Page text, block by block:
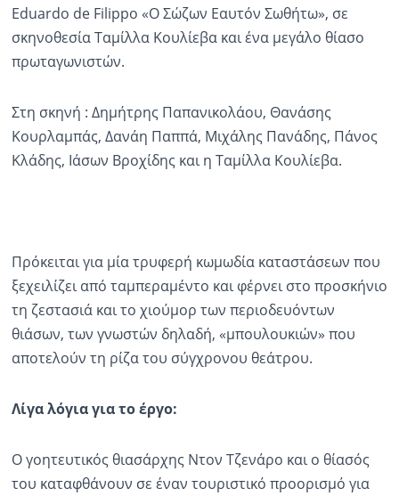
Eduardo de Filippo «Ο Σώζων Εαυτόν Σωθήτω», σε
σκηνοθεσία Ταμίλλα Κουλίεβα και ένα μεγάλο θίασο
πρωταγωνιστών.
Στη σκηνή : Δημήτρης Παπανικολάου, Θανάσης
Κουρλαμπάς, Δανάη Παππά, Μιχάλης Πανάδης, Πάνος
Κλάδης, Ιάσων Βροχίδης και η Ταμίλλα Κουλίεβα.
Πρόκειται για μία τρυφερή κωμωδία καταστάσεων που
ξεχειλίζει από ταμπεραμέντο και φέρνει στο προσκήνιο
τη ζεστασιά και το χιούμορ των περιοδευόντων
θιάσων, των γνωστών δηλαδή, «μπουλουκιών» που
αποτελούν τη ρίζα του σύγχρονου θεάτρου.
Λίγα λόγια για το έργο:
Ο γοητευτικός θιασάρχης Ντον Τζενάρο και ο θίασός
του καταφθάνουν σε έναν τουριστικό προορισμό για